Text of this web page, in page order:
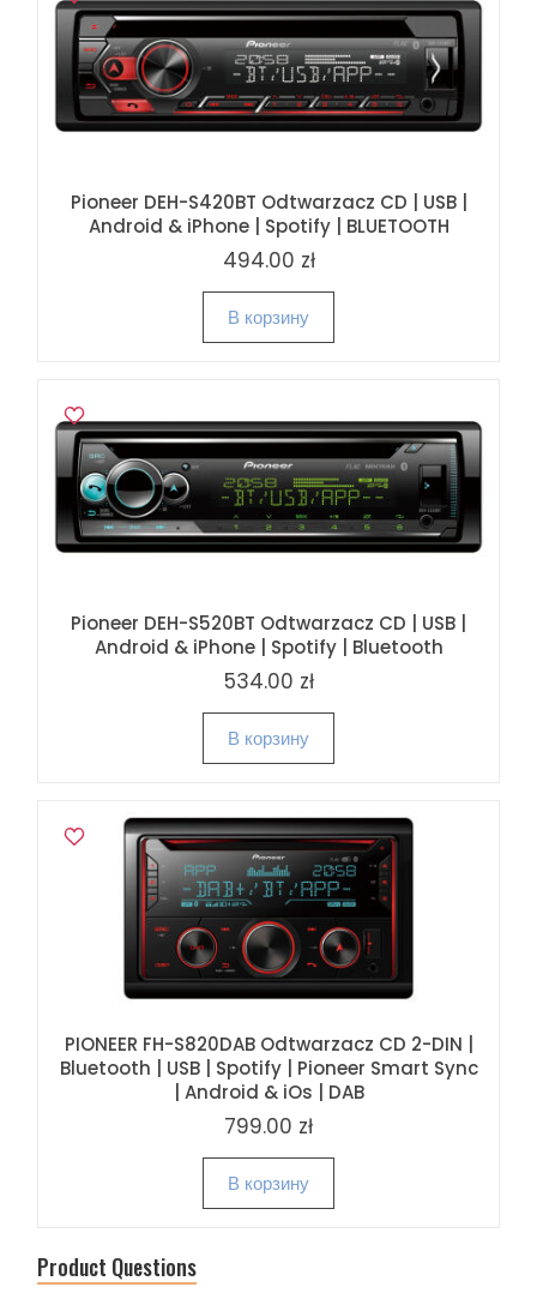
Pioneer DEH-S420BT Odtwarzacz CD | USB |
Android & iPhone | Spotify | BLUETOOTH
494.00 zł
В корзину
Pioneer DEH-S520BT Odtwarzacz CD | USB |
Android & iPhone | Spotify | Bluetooth
534.00 zł
В корзину
PIONEER FH-S820DAB Odtwarzacz CD 2-DIN |
Bluetooth | USB | Spotify | Pioneer Smart Sync
| Android & iOs | DAB
799.00 zł
В корзину
Product Questions